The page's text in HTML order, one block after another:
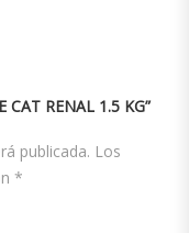
CAT RENAL 1.5 KG”
publicada. Los
*